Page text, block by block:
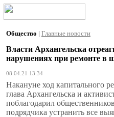
Общество | Главные новости
Власти Архангельска
нарушениях при ремонте в
08.04.21 13:34
Накануне ход капитального
глава Архангельска и
поблагодарил
подрядчика устранить все